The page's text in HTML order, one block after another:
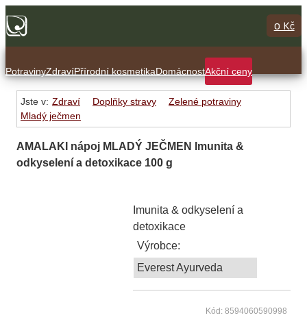
0 Kč
PotravinyZdravíPřírodní kosmetikaDomácnostAkční ceny
Jste v: Zdraví Doplňky stravy
Zelené potraviny
Mladý ječmen
AMALAKI nápoj MLADÝ JEČMEN Imunita &
odkyselení a detoxikace 100 g
Imunita & odkyselení a
detoxikace
Výrobce:
Everest Ayurveda
Kód: 8594060590998